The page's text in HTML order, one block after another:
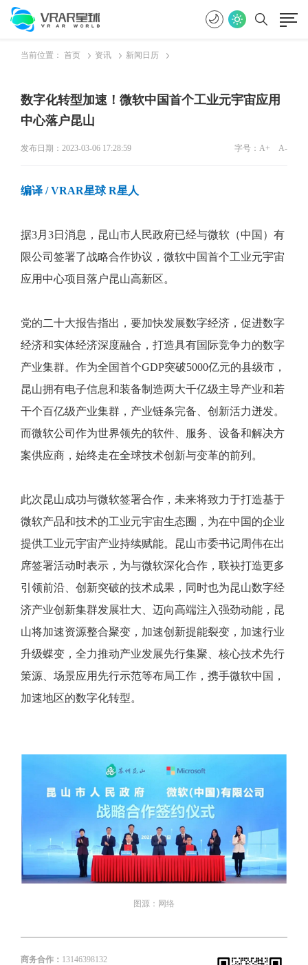
当前位置： 首页 资讯 新闻日历
数字化转型加速！微软中国首个工业元宇宙应用
中心落户昆山
发布日期：2023-03-06 17:28:59 字号： A+ A-
编译 / VRAR星球 R星人
据3月3日消息，昆山市人民政府已经与微软（中国）有
限公司签署了战略合作协议，微软中国首个工业元宇宙
应用中心项目落户昆山高新区。
党的二十大报告指出，要加快发展数字经济，促进数字
经济和实体经济深度融合，打造具有国际竞争力的数字
产业集群。作为全国首个GDP突破5000亿元的县级市，
昆山拥有电子信息和装备制造两大千亿级主导产业和若
干个百亿级产业集群，产业链条完备、创新活力迸发。
而微软公司作为世界领先的软件、服务、设备和解决方
案供应商，始终走在全球技术创新与变革的前列。
此次昆山成功与微软签署合作，未来将致力于打造基于
微软产品和技术的工业元宇宙生态圈，为在中国的企业
提供工业元宇宙产业持续赋能。昆山市委书记周伟在出
席签署活动时表示，为与微软深化合作，联袂打造更多
引领前沿、创新突破的技术成果，同时也为昆山数字经
济产业创新集群发展壮大、迈向高端注入强劲动能，昆
山将加速资源整合聚变，加速创新提能裂变，加速行业
升级蝶变，全力推动产业发展先行集聚、核心技术先行
策源、场景应用先行示范等布局工作，携手微软中国，
加速地区的数字化转型。
图源：网络
商务合作： 13146398132